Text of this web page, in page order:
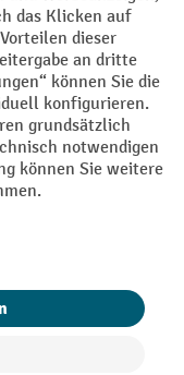
Versandkostenund ggf.
Rabatt gilt nicht auf
wird einmalig bei
je nach
% auf Lager, Umwelt,
Hubwagen,